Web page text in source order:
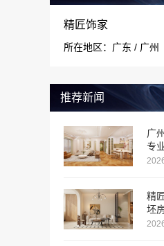
精匠饰家
所在地区：广东 / 广州
推荐新闻
广
专
精
坯